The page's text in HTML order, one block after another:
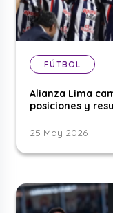
FÚTBOL
Alianza Lima
posiciones y
25 May 2026